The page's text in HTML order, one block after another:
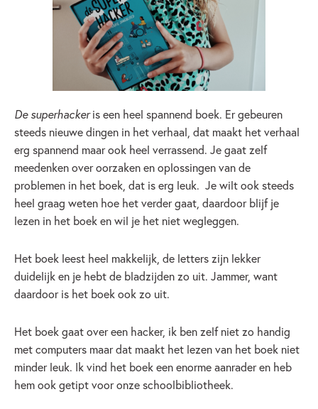
De superhackeris een heel spannend boek. Er gebeuren
steeds nieuwe dingen in het verhaal, dat maakt het verhaal
erg spannend maar ook heel verrassend. Je gaat zelf
meedenken over oorzaken en oplossingen van de
problemen in het boek, dat is erg leuk. Je wilt ook steeds
heel graag weten hoe het verder gaat, daardoor blijf je
lezen in het boek en wil je het niet wegleggen.
Het boek leest heel makkelijk, de letters zijn lekker
duidelijk en je hebt de bladzijden zo uit. Jammer, want
daardoor is het boek ook zo uit.
Het boek gaat over een hacker, ik ben zelf niet zo handig
met computers maar dat maakt het lezen van het boek niet
minder leuk. Ik vind het boek een enorme aanrader en heb
hem ook getipt voor onze schoolbibliotheek.